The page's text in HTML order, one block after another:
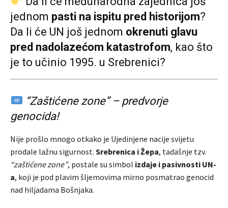
jednom pasti na ispitu pred historijom?
Da li će UN još jednom okrenuti glavu
pred nadolazećom katastrofom, kao što
je to učinio 1995. u Srebrenici?
“Zaštićene zone” – predvorje
genocida!
Nije prošlo mnogo otkako je Ujedinjene nacije svijetu
prodale lažnu sigurnost. Srebrenica i Žepa, tadašnje tzv.
“zaštićene zone”, postale su simbol izdaje i pasivnosti UN-
a, koji je pod plavim šljemovima mirno posmatrao genocid
nad hiljadama Bošnjaka.